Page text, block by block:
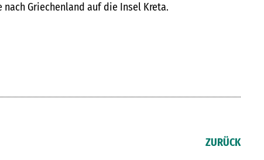
Griechenland auf die Insel Kreta.
ZURÜCK